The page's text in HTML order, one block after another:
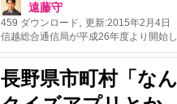
遠藤守
459 ダウンロード 更新:2015年2月4日
長野県市町村「な